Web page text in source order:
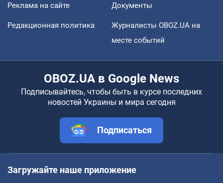
Реклама на сайте Документы
Редакционная политика
Журналисты OBOZ.UA на
месте событий
OBOZ.UA в Google News
Подписывайтесь, чтобы быть в курсе последних
новостей Украины и мира сегодня
Подписаться
Загружайте наше приложение